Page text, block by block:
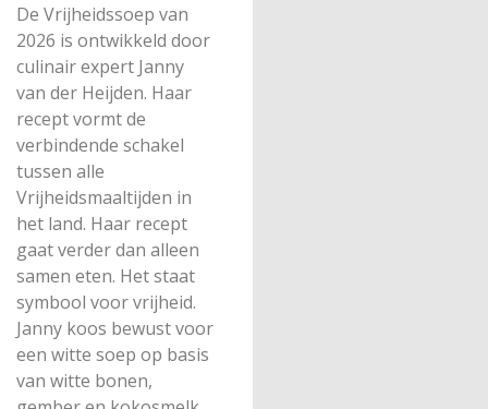
De Vrijheidssoep van
2026 is ontwikkeld door
culinair expert Janny
van der Heijden. Haar
recept vormt de
verbindende schakel
tussen alle
Vrijheidsmaaltijden in
het land. Haar recept
gaat verder dan alleen
samen eten. Het staat
symbool voor vrijheid.
Janny koos bewust voor
een witte soep op basis
van witte bonen,